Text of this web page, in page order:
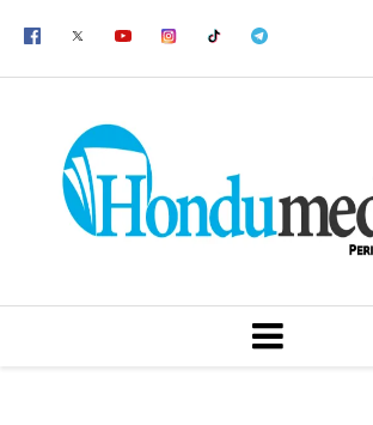
MENU